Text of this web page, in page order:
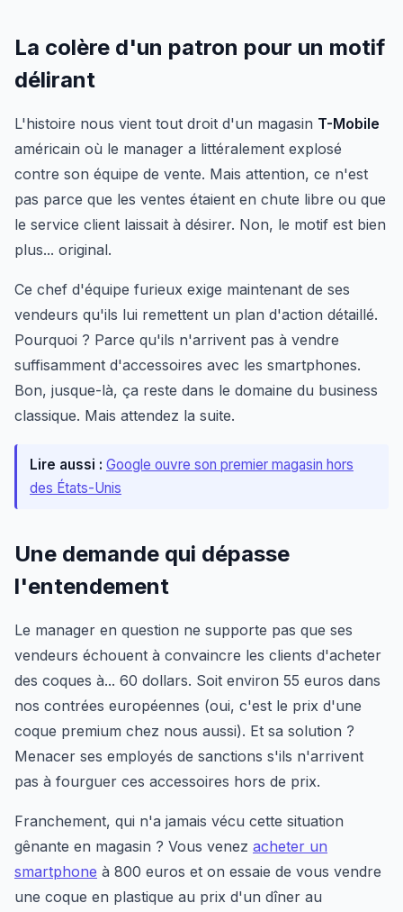
La colère d'un patron pour un motif
délirant
L'histoire nous vient tout droit d'un magasin T-Mobile
américain où le manager a littéralement explosé
contre son équipe de vente. Mais attention, ce n'est
pas parce que les ventes étaient en chute libre ou que
le service client laissait à désirer. Non, le motif est bien
plus... original.
Ce chef d'équipe furieux exige maintenant de ses
vendeurs qu'ils lui remettent un plan d'action détaillé.
Pourquoi ? Parce qu'ils n'arrivent pas à vendre
suffisamment d'accessoires avec les smartphones.
Bon, jusque-là, ça reste dans le domaine du business
classique. Mais attendez la suite.
Lire aussi : Google ouvre son premier magasin hors
des États-Unis
Une demande qui dépasse
l'entendement
Le manager en question ne supporte pas que ses
vendeurs échouent à convaincre les clients d'acheter
des coques à... 60 dollars. Soit environ 55 euros dans
nos contrées européennes (oui, c'est le prix d'une
coque premium chez nous aussi). Et sa solution ?
Menacer ses employés de sanctions s'ils n'arrivent
pas à fourguer ces accessoires hors de prix.
Franchement, qui n'a jamais vécu cette situation
gênante en magasin ? Vous venez acheter un
smartphone à 800 euros et on essaie de vous vendre
une coque en plastique au prix d'un dîner au